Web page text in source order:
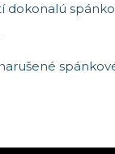
dokonalú